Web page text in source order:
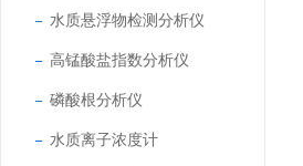
水质悬浮物检测分析仪
高锰酸盐指数分析仪
磷酸根分析仪
水质离子浓度计